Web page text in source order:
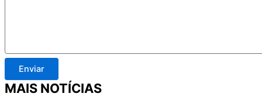
Enviar
MAIS NOTÍCIAS